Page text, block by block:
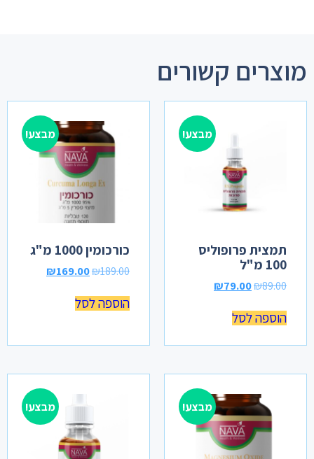
מוצרים קשורים
מבצע!
תמצית פרופוליס
100 מ"ל
₪89.00
₪79.00
הוספה לסל
מבצע!
כורכומין 1000 מ"ג
₪189.00
₪169.00
הוספה לסל
מבצע! מבצע!